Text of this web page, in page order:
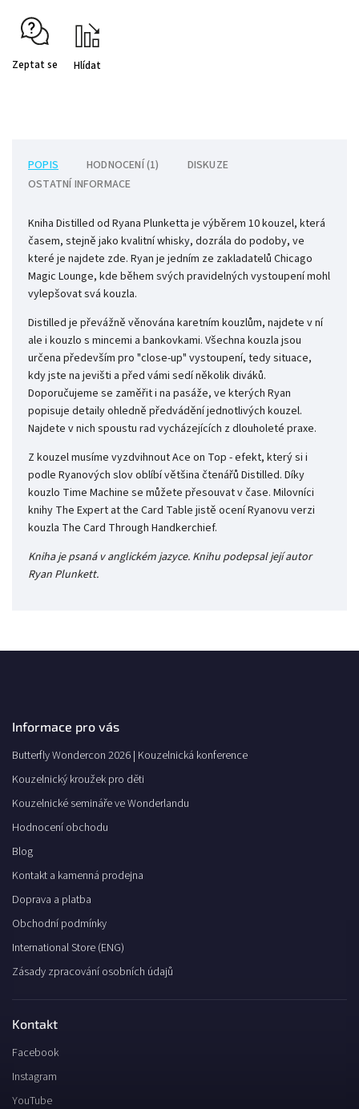
Zeptat se Hlídat
POPIS HODNOCENÍ (1)
DISKUZE
OSTATNÍ INFORMACE
Kniha Distilled od Ryana Plunketta je výběrem 10 kouzel, která
časem, stejně jako kvalitní whisky, dozrála do podoby, ve
které je najdete zde. Ryan je jedním ze zakladatelů Chicago
Magic Lounge, kde během svých pravidelných vystoupení mohl
vylepšovat svá kouzla.
Distilled je převážně věnována karetním kouzlům, najdete v ní
ale i kouzlo s mincemi a bankovkami. Všechna kouzla jsou
určena především pro "close-up" vystoupení, tedy situace,
kdy jste na jevišti a před vámi sedí několik diváků.
Doporučujeme se zaměřit i na pasáže, ve kterých Ryan
popisuje detaily ohledně předvádění jednotlivých kouzel.
Najdete v nich spoustu rad vycházejících z dlouholeté praxe.
Z kouzel musíme vyzdvihnout Ace on Top - efekt, který si i
podle Ryanových slov oblíbí většina čtenářů Distilled. Díky
kouzlo Time Machine se můžete přesouvat v čase. Milovníci
knihy The Expert at the Card Table jistě ocení Ryanovu verzi
kouzla The Card Through Handkerchief.
Kniha je psaná v anglickém jazyce. Knihu podepsal její autor
Ryan Plunkett.
Informace pro vás
Butterfly Wondercon 2026 | Kouzelnická konference
Kouzelnický kroužek pro děti
Kouzelnické semináře ve Wonderlandu
Hodnocení obchodu
Blog
Kontakt a kamenná prodejna
Doprava a platba
Obchodní podmínky
International Store (ENG)
Zásady zpracování osobních údajů
Kontakt
Facebook
Instagram
YouTube